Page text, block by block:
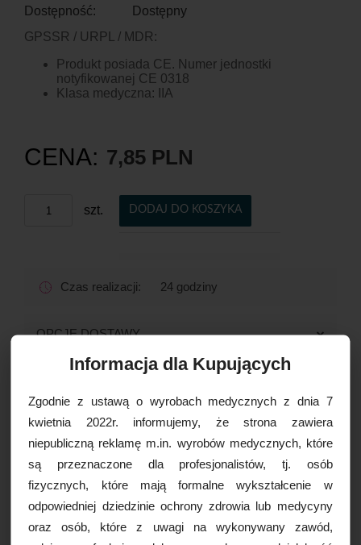
Dostępność:
Dostępny
GPSSR / URPL / MDR:
Produkt posiada CE. Numer jednostki
notyfikowanej CE 0318
Klasa medyczna: IIA
CENA: 7,85 PLN
szt. DODAJ DO KOSZYKA
Czas realizacji: 24 godziny
OPCJE DOSTAWY
Drukuj
WIĘCEJ INFORMACJI
Igła do nakłuć
podpajęczynówkowych BD SPINAL
Informacja dla Kupujących
Zgodnie z ustawą o wyrobach medycznych z dnia 7
kwietnia 2022r. informujemy, że strona zawiera
niepubliczną reklamę m.in. wyrobów medycznych, które
są przeznaczone dla profesjonalistów, tj. osób
fizycznych, które mają formalne wykształcenie w
odpowiedniej dziedzinie ochrony zdrowia lub medycyny
oraz osób, które z uwagi na wykonywany zawód,